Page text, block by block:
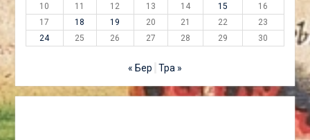
10
11 12 13 14 15
16
17
18 19 20 21 22
23
24
25 26 27 28 29 30
« Бер Тра »